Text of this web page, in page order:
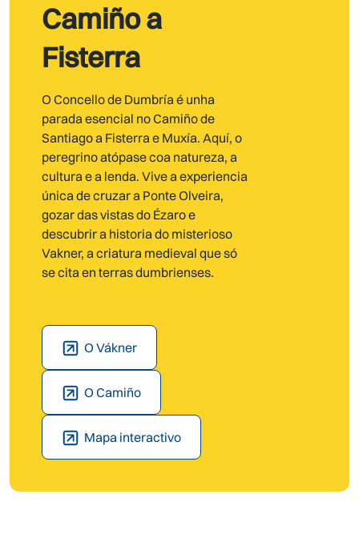
Camiño a
Fisterra
O Concello de Dumbría é unha
parada esencial no Camiño de
Santiago a Fisterra e Muxía. Aquí, o
peregrino atópase coa natureza, a
cultura e a lenda. Vive a experiencia
única de cruzar a Ponte Olveira,
gozar das vistas do Ézaro e
descubrir a historia do misterioso
Vakner, a criatura medieval que só
se cita en terras dumbrienses.
O Vákner
O Camiño
Mapa interactivo